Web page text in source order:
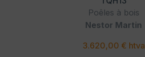
Poêles à bois
Nestor Martin
3.620,00 € htva